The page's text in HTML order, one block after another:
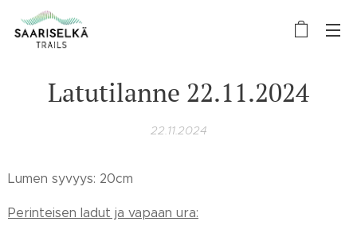
Latutilanne 22.11.2024
22.11.2024
Lumen syvyys: 20cm
Perinteisen ladut ja vapaan ura: